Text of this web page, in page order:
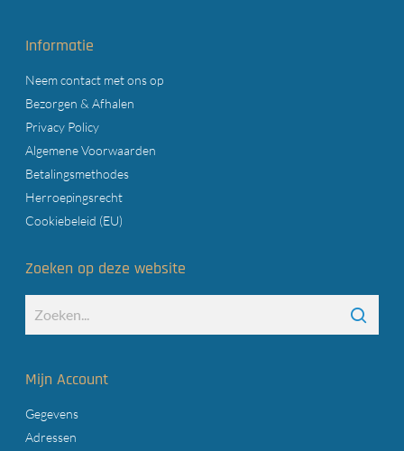
Informatie
Neem contact met ons op
Bezorgen & Afhalen
Privacy Policy
Algemene Voorwaarden
Betalingsmethodes
Herroepingsrecht
Cookiebeleid (EU)
Zoeken op deze website
Mijn Account
Gegevens
Adressen